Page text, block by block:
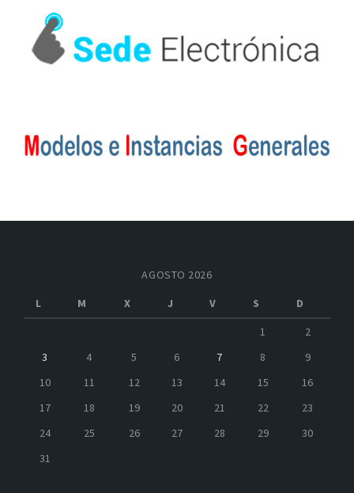
AGOSTO 2026
L
M X J V S
D
1
2
3
4 5 6 7 8
9
10
11 12 13 14 15
16
17
18 19 20 21 22
23
24
25 26 27 28 29
30
31